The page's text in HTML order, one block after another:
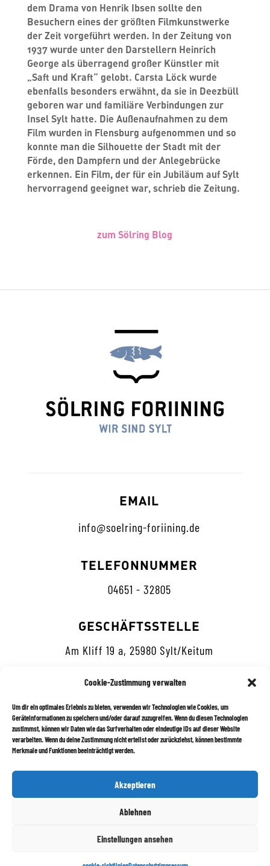
Cookie-Zustimmung verwalten
Um dir ein optimales Erlebnis zu bieten, verwenden wir Technologien wie Cookies, um
Geräteinformationen zu speichern und/oder darauf zuzugreifen. Wenn du diesen Technologien
zustimmst, können wir Daten wie das Surfverhalten oder eindeutige IDs auf dieser Website
verarbeiten. Wenn du deine Zustimmung nicht erteilst oder zurückziehst, können bestimmte
Merkmale und Funktionen beeinträchtigt werden.
Akzeptieren
Ablehnen
Einstellungen ansehen
dem Drama von Henrik Ibsen sollte den
Besuchern eines der größten Filmkunstwerke
der Zeit vorgeführt werden. In der Zeitung von
1937 wurde unter den Darstellern Heinrich
George als überragend großer Künstler mit
„Saft und Kraft“ gelobt. Carsta Löck wurde
ebenfalls besonders erwähnt, da sie in Deezbüll
geboren war und familiäre Verbindungen zur
Insel Sylt hatte. Die Außenaufnahmen zu dem
Film wurden in Flensburg aufgenommen und so
konnte man die Silhouette der Stadt mit der
Förde, den Dampfern und der Anlegebrücke
erkennen. Ein Film, der für ein Jubiläum auf Sylt
hervorragend geeignet war, schrieb die Zeitung.
zum Sölring Blog
EMAIL
info@soelring-foriining.de
TELEFONNUMMER
04651 - 32805
GESCHÄFTSSTELLE
Am Kliff 19 a, 25980 Sylt/Keitum
Datenschutz
Newsletter abonnieren